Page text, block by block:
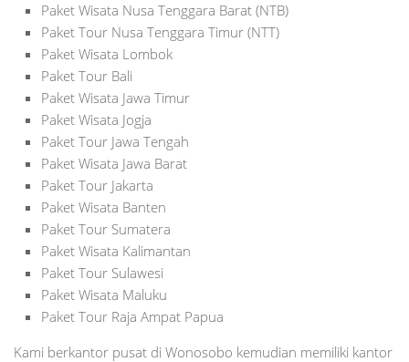
Paket Wisata Nusa Tenggara Barat (NTB)
Paket Tour Nusa Tenggara Timur (NTT)
Paket Wisata Lombok
Paket Tour Bali
Paket Wisata Jawa Timur
Paket Wisata Jogja
Paket Tour Jawa Tengah
Paket Wisata Jawa Barat
Paket Tour Jakarta
Paket Wisata Banten
Paket Tour Sumatera
Paket Wisata Kalimantan
Paket Tour Sulawesi
Paket Wisata Maluku
Paket Tour Raja Ampat Papua
Kami berkantor pusat di Wonosobo kemudian memiliki kantor